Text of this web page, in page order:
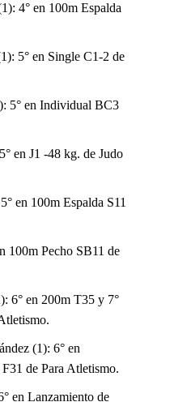
4° en 100m Espalda
5° en Single C1-2 de
5° en Individual BC3
en J1 -48 kg. de Judo
en 100m Espalda S11
100m Pecho SB11 de
6° en 200m T35 y 7°
(1): 6° en
de Para Atletismo.
en Lanzamiento de